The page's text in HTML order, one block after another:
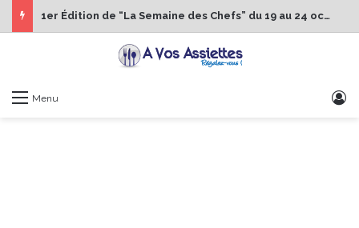
1er Édition de “La Semaine des Chefs” du 19 au 24 octobre 2026
Menu